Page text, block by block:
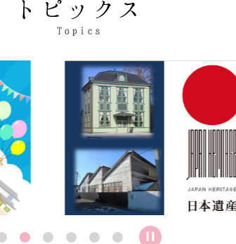
ト
ス
Topics
3
枚
目
の
ス
ラ
ド